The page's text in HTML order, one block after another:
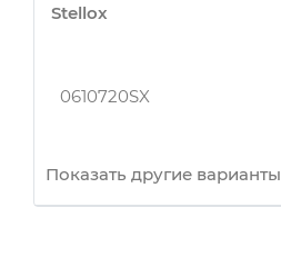
Stellox
0610720SX
Показать другие варианты